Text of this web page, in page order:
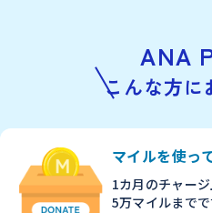
ANA
こんな方に
マイルを使っ
1カ月のチャー
5万マイルまでで